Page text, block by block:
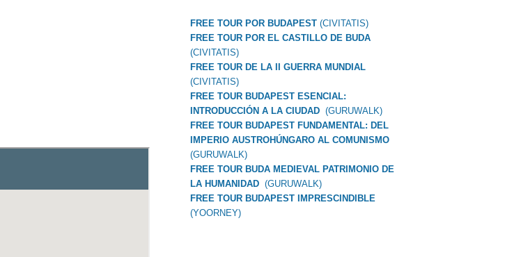
FREE TOUR POR BUDAPEST (CIVITATIS)
FREE TOUR POR EL CASTILLO DE BUDA
(CIVITATIS)
FREE TOUR DE LA II GUERRA MUNDIAL
(CIVITATIS)
FREE TOUR BUDAPEST ESENCIAL:
INTRODUCCIÓN A LA CIUDAD (GURUWALK)
FREE TOUR BUDAPEST FUNDAMENTAL: DEL
IMPERIO AUSTROHÚNGARO AL COMUNISMO
(GURUWALK)
FREE TOUR BUDA MEDIEVAL PATRIMONIO DE
LA HUMANIDAD (GURUWALK)
FREE TOUR BUDAPEST IMPRESCINDIBLE
(YOORNEY)